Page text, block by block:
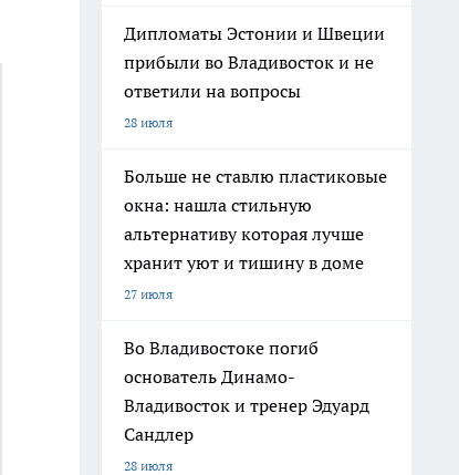
Дипломаты Эстонии и Швеции
прибыли во Владивосток и не
ответили на вопросы
28 июля
Больше не ставлю пластиковые
окна: нашла стильную
альтернативу которая лучше
хранит уют и тишину в доме
27 июля
Во Владивостоке погиб
основатель Динамо-
Владивосток и тренер Эдуард
Сандлер
28 июля